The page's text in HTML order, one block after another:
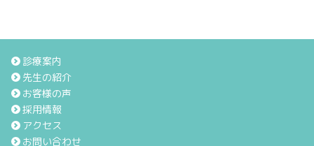
診療案内
先生の紹介
お客様の声
採用情報
アクセス
お問い合わせ